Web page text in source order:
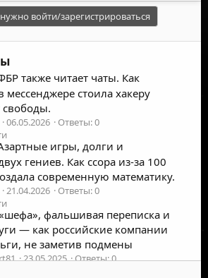
войти/зарегистрироваться
также читает чаты. Как
мессенджере стоила хакеру
свободы.
06.05.2026
Ответы: 0
игры, долги и
гениев. Как ссора из-за 100
современную математику.
21.04.2026
Ответы: 0
фальшивая переписка и
— как российские компании
не заметив подмены
23.05.2025
Ответы: 0